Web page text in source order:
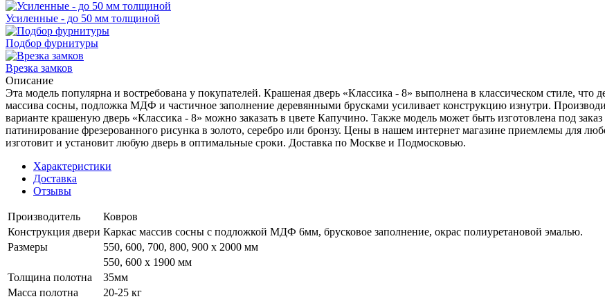
Усиленные - до 50 мм толщиной
Подбор фурнитуры
Врезка замков
Описание
Эта модель популярна и востребована у покупателей. Крашеная дверь «Классика - 8» выполнена в классическом стиле, что
массива сосны, подложка МДФ и частичное заполнение деревянными брусками усиливает конструкцию изнутри.
варианте крашеную дверь «Классика - 8» можно заказать в цвете Капучино. Также модель может быть изготовлена под
патинирование фрезерованного рисунка в золото, серебро или бронзу. Цены в нашем интернет магазине приемлемы для
изготовит и установит любую дверь в оптимальные сроки. Доставка по Москве и Подмосковью.
Характеристики
Доставка
Отзывы
Производитель
Ковров
Конструкция двери Каркас массив сосны с подложкой МДФ 6мм, брусковое заполнение, окрас полиуретановой эмалью.
Размеры
550, 600, 700, 800, 900 x 2000 мм
550, 600 х 1900 мм
Толщина полотна
35мм
Масса полотна
20-25 кг